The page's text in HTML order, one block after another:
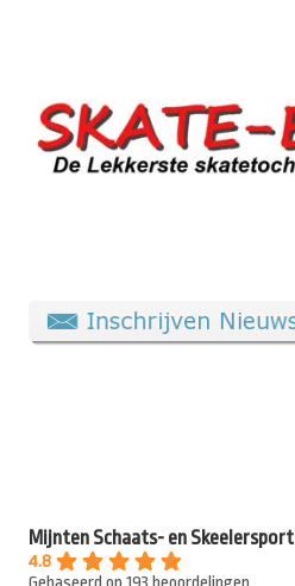
Mijnten Schaats- en Skeelersport
4.8